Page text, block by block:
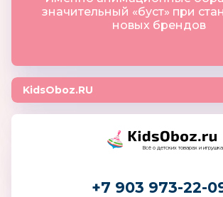
значительный «буст» при
новых брендов
KidsOboz.RU
Всё о детских товарах и
+7 903 973-22-